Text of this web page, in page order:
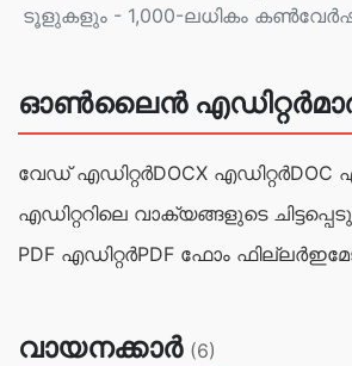
ടൂളുകളും - 1,000-ലധികം
ഓൺലൈൻ
വേഡ് എഡിറ്റർDOCX എഡിറ്റര്‍DOC
എഡിറ്ററിലെ വാക്യ‌‌ങ്ങളുടെ
PDF എഡിറ്റർPDF ഫോം ഫില്ലർ
വായനക്കാർ (6)